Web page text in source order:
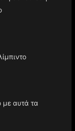
με αυτά τα